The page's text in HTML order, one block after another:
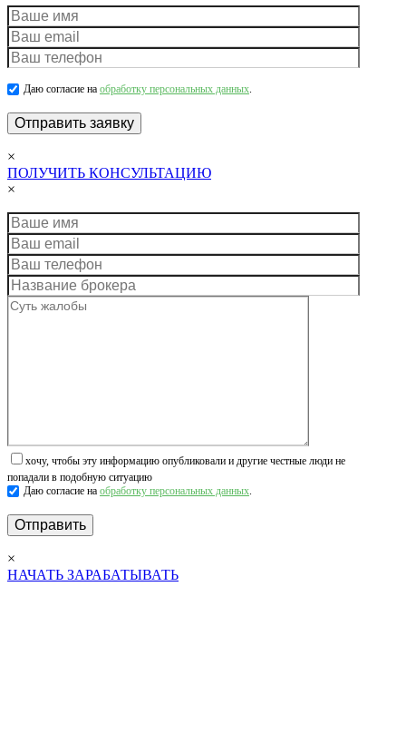
Даю согласие на обработку персональных данных.
×
ПОЛУЧИТЬ КОНСУЛЬТАЦИЮ
×
хочу, чтобы эту информацию опубликовали и другие честные люди не
попадали в подобную ситуацию
Даю согласие на обработку персональных данных.
×
НАЧАТЬ ЗАРАБАТЫВАТЬ